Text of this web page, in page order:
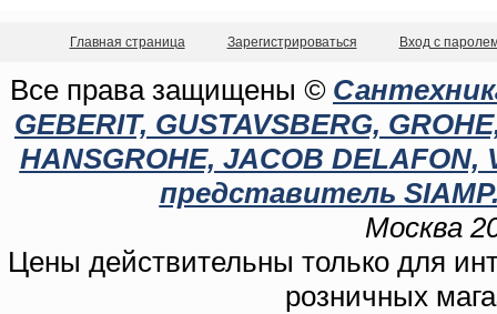
Главная страница Зарегистрироваться Вход с
Все права защищены ©
GEBERIT, GUSTAVSBERG,
HANSGROHE, JACOB
представитель
Москва
Цены действительны только для
розничных